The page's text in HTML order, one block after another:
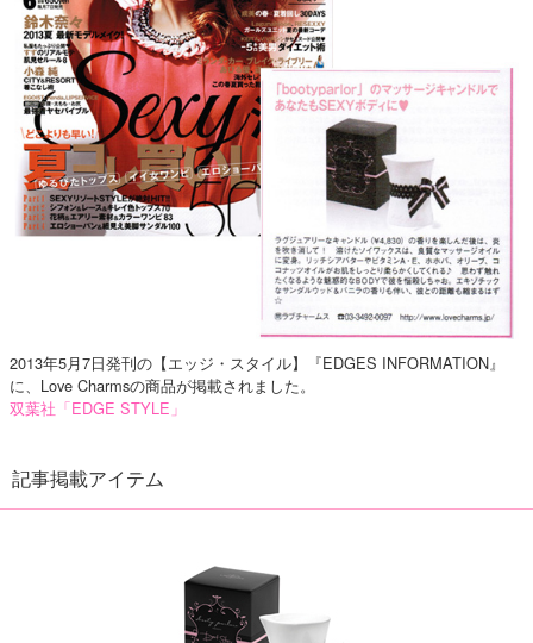
2013年5月7日発刊の【エッジ・スタイル】『EDGES INFORMATION』
に、Love Charmsの商品が掲載されました。
双葉社「EDGE STYLE」
記事掲載アイテム